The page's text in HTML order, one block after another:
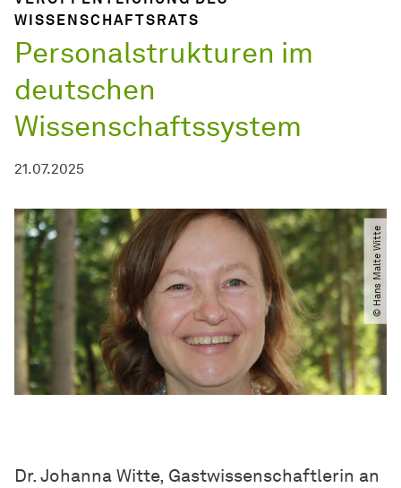
WISSENSCHAFTSRATS
Personalstrukturen im
deutschen
Wissenschaftssystem
21.07.2025
© Hans Malte Witte
Dr. Johanna Witte, Gastwissenschaftlerin an